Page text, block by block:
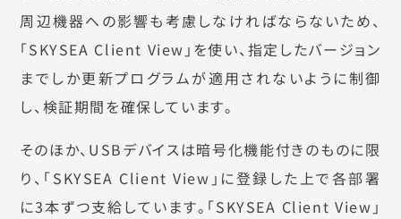
周辺機器への影響も考慮しなければならないため、
「SKYSEA Client View」を使い、指定したバージョン
までしか更新プログラムが適用されないように制御
し、検証期間を確保しています。
そのほか、USBデバイスは暗号化機能付きのものに限
り、「SKYSEA Client View」に登録した上で各部署
に3本ずつ支給しています。「SKYSEA Client View」